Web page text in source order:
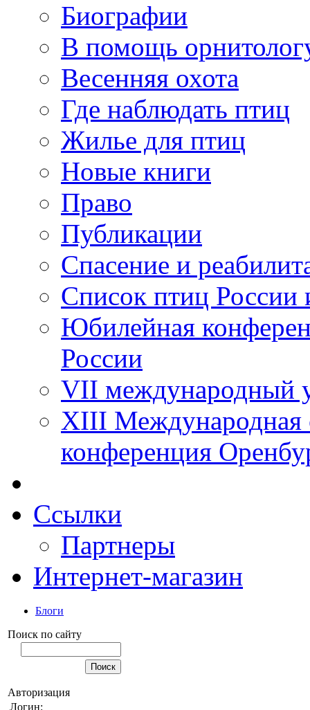
Биографии
В помощь
Весенняя охота
Где наблюдать птиц
Жилье для птиц
Новые книги
Право
Публикации
Спасение и
Список птиц России
Юбилейная
России
VII международный
XIII Международная
конференция
Ссылки
Партнеры
Интернет-магазин
Блоги
Поиск по сайту
Авторизация
Логин: